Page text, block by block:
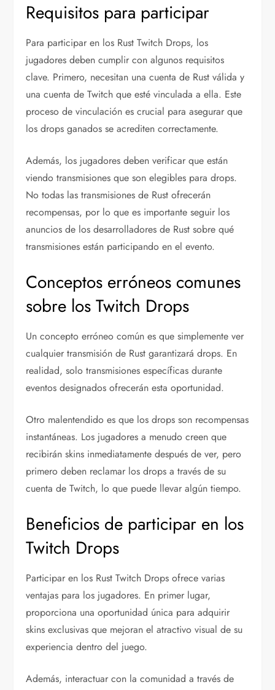
Requisitos para participar
Para participar en los Rust Twitch Drops, los
jugadores deben cumplir con algunos requisitos
clave. Primero, necesitan una cuenta de Rust válida y
una cuenta de Twitch que esté vinculada a ella. Este
proceso de vinculación es crucial para asegurar que
los drops ganados se acrediten correctamente.
Además, los jugadores deben verificar que están
viendo transmisiones que son elegibles para drops.
No todas las transmisiones de Rust ofrecerán
recompensas, por lo que es importante seguir los
anuncios de los desarrolladores de Rust sobre qué
transmisiones están participando en el evento.
Conceptos erróneos comunes
sobre los Twitch Drops
Un concepto erróneo común es que simplemente ver
cualquier transmisión de Rust garantizará drops. En
realidad, solo transmisiones específicas durante
eventos designados ofrecerán esta oportunidad.
Otro malentendido es que los drops son recompensas
instantáneas. Los jugadores a menudo creen que
recibirán skins inmediatamente después de ver, pero
primero deben reclamar los drops a través de su
cuenta de Twitch, lo que puede llevar algún tiempo.
Beneficios de participar en los
Twitch Drops
Participar en los Rust Twitch Drops ofrece varias
ventajas para los jugadores. En primer lugar,
proporciona una oportunidad única para adquirir
skins exclusivas que mejoran el atractivo visual de su
experiencia dentro del juego.
Además, interactuar con la comunidad a través de